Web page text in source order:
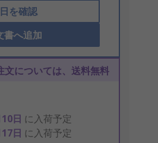
を確認
書へ追加
文については、送料無料
日 に入荷予定
日 に入荷予定